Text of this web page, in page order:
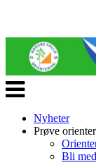
Veksle
navigasjon
Nyheter
Prøve
Bli